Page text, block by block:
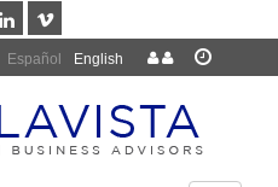
Español English